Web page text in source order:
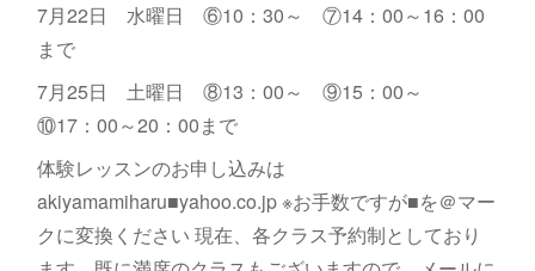
7月22日 水曜日 ⑥10：30～ ⑦14：00～16：00
まで
7月25日 土曜日 ⑧13：00～ ⑨15：00～
⑩17：00～20：00まで
体験レッスンのお申し込みは
akiyamamiharu■yahoo.co.jp ※お手数ですが■を＠マー
クに変換ください 現在、各クラス予約制としており